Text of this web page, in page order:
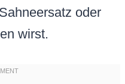
oder
wirst.